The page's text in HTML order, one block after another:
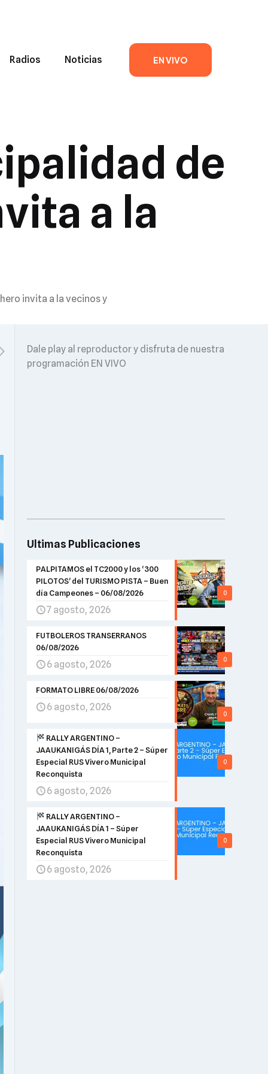
Radios Noticias EN VIVO
de
a la
invita a la vecinos y
Dale play al reproductor y disfruta de nuestra
programación EN VIVO
Ultimas Publicaciones
0
PALPITAMOS el TC2000 y los ‘300
PILOTOS’ del TURISMO PISTA – Buen
día Campeones – 06/08/2026
7 agosto, 2026
0
FUTBOLEROS TRANSERRANOS
06/08/2026
6 agosto, 2026
0
FORMATO LIBRE 06/08/2026
6 agosto, 2026
0
RALLY ARGENTINO –
JAAUKANIGÁS DÍA 1, Parte 2 – Súper
Especial RUS Vivero Municipal
Reconquista
6 agosto, 2026
0
RALLY ARGENTINO –
JAAUKANIGÁS DÍA 1 – Súper
Especial RUS Vivero Municipal
Reconquista
6 agosto, 2026